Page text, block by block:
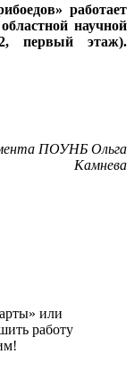
работает
научной
первый этаж).
ПОУНБ Ольга
Камнева
или
работу